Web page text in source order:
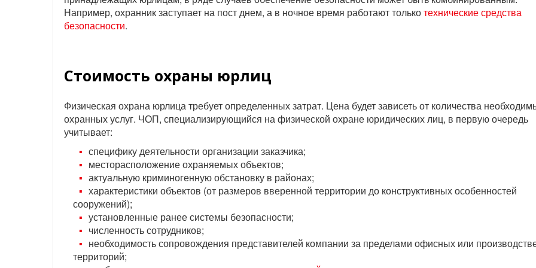
Например, охранник заступает на пост днем, а в ночное время работают толькотехнические средства
безопасности.
Стоимость охраны юрлиц
Физическая охрана юрлица требует определенных затрат. Цена будет зависеть от количества
охранных услуг. ЧОП, специализирующийся на физической охране юридических лиц, в первую очередь
учитывает:
специфику деятельности организации заказчика;
месторасположение охраняемых объектов;
актуальную криминогенную обстановку в районах;
характеристики объектов (от размеров вверенной территории до конструктивных особенностей
сооружений);
установленные ранее системы безопасности;
численность сотрудников;
необходимость сопровождения представителей компании за пределами офисных или
территорий;